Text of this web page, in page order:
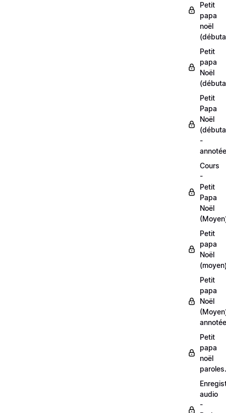
Petit
papa
noël
Petit
papa
Noël
Petit
Papa
Noël
-
Cours
-
Petit
Papa
Noël
Petit
papa
Noël
Petit
papa
Noël
Petit
papa
noël
audio
-